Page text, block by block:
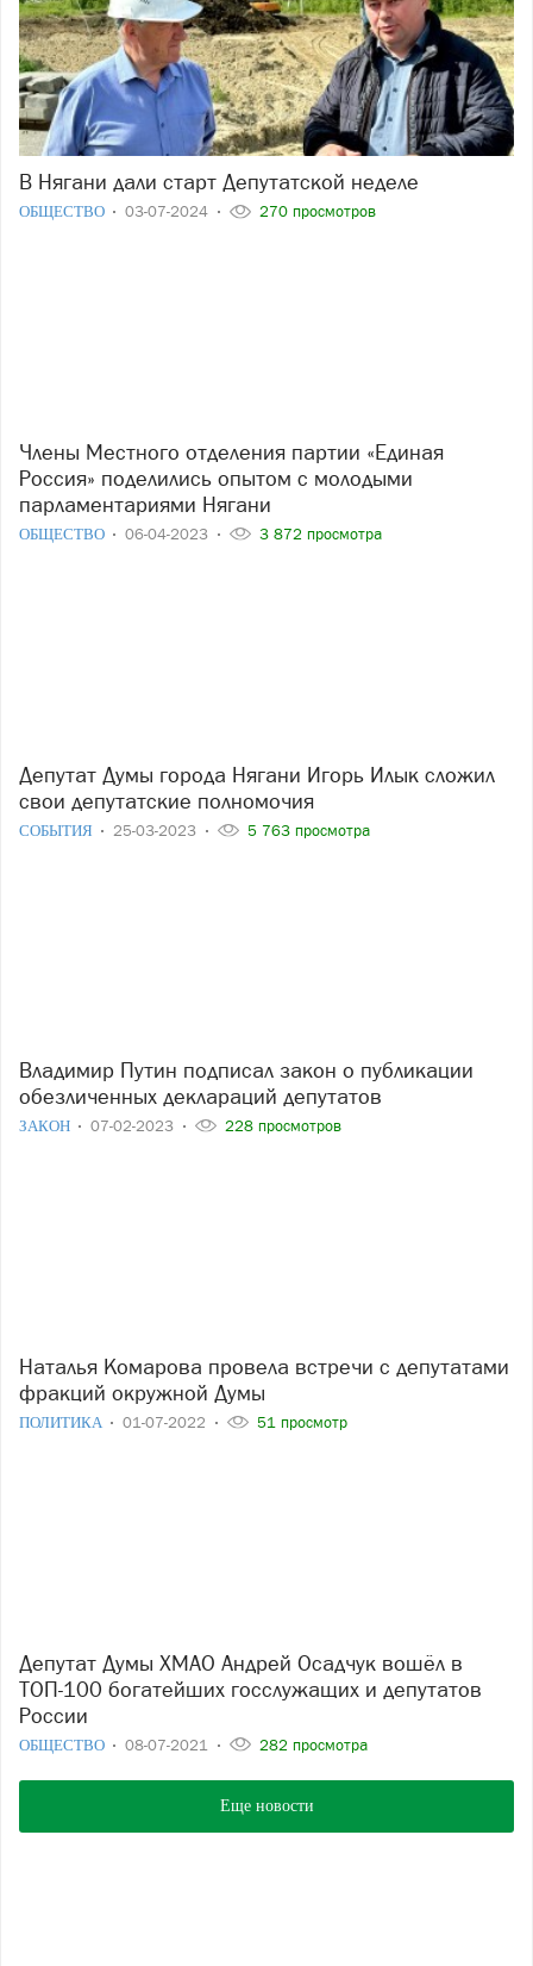
В Нягани дали старт Депутатской неделе
ОБЩЕСТВО 03-07-2024 270 просмотров
Члены Местного отделения партии «Единая
Россия» поделились опытом с молодыми
парламентариями Нягани
ОБЩЕСТВО 06-04-2023 3 872 просмотра
Депутат Думы города Нягани Игорь Илык сложил
свои депутатские полномочия
СОБЫТИЯ 25-03-2023 5 763 просмотра
Владимир Путин подписал закон о публикации
обезличенных деклараций депутатов
ЗАКОН 07-02-2023 228 просмотров
Наталья Комарова провела встречи с депутатами
фракций окружной Думы
ПОЛИТИКА 01-07-2022 51 просмотр
Депутат Думы ХМАО Андрей Осадчук вошёл в
ТОП-100 богатейших госслужащих и депутатов
России
ОБЩЕСТВО 08-07-2021 282 просмотра
Еще новости